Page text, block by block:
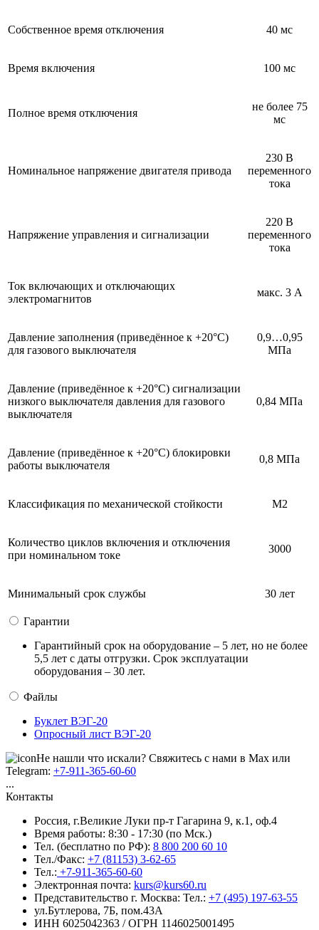
Собственное время отключения 40 мс
Время включения 100 мс
Полное время отключения
не более 75
мс
Номинальное напряжение двигателя привода
230 В
переменного
тока
Напряжение управления и сигнализации
220 В
переменного
тока
Ток включающих и отключающих
электромагнитов
макс. 3 А
Давление заполнения (приведённое к +20°C)
для газового выключателя
0,9…0,95
МПа
Давление (приведённое к +20°C) сигнализации
низкого выключателя давления для газового
выключателя
0,84 МПа
Давление (приведённое к +20°C) блокировки
работы выключателя
0,8 МПа
Классификация по механической стойкости М2
Количество циклов включения и отключения
при номинальном токе
3000
Минимальный срок службы 30 лет
Гарантии
Гарантийный срок на оборудование – 5 лет, но не более
5,5 лет с даты отгрузки. Срок эксплуатации
оборудования – 30 лет.
Файлы
Буклет ВЭГ-20
Опросный лист ВЭГ-20
Не нашли что искали? Свяжитесь с нами в Max или
Telegram: +7-911-365-60-60
...
Контакты
Россия, г.Великие Луки пр-т Гагарина 9, к.1, оф.4
Время работы: 8:30 - 17:30 (по Мск.)
Тел. (бесплатно по РФ): 8 800 200 60 10
Тел./Факс: +7 (81153) 3-62-65
Тел.: +7-911-365-60-60
Электронная почта: kurs@kurs60.ru
Представительство г. Москва: Тел.: +7 (495) 197-63-55
ул.Бутлерова, 7Б, пом.43А
ИНН 6025042363 / ОГРН 1146025001495